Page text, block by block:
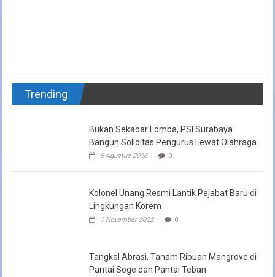
Trending
Bukan Sekadar Lomba, PSI Surabaya
Bangun Soliditas Pengurus Lewat Olahraga
8 Agustus 2026 0
Kolonel Unang Resmi Lantik Pejabat Baru di
Lingkungan Korem
1 November 2022 0
Tangkal Abrasi, Tanam Ribuan Mangrove di
Pantai Soge dan Pantai Teban